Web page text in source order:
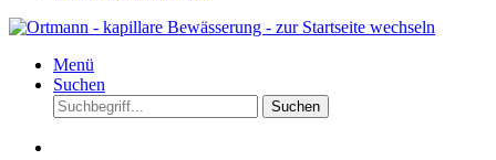
Menü
Suchen
Suchen